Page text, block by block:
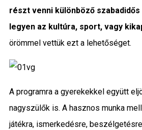
részt venni különböző
legyen az kultúra, sport, vagy
örömmel vettük ezt a lehetőséget.
A programra a gyerekekkel együtt
nagyszülők is. A hasznos munka
játékra, ismerkedésre,